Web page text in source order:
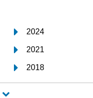
2024
2021
2018
2015